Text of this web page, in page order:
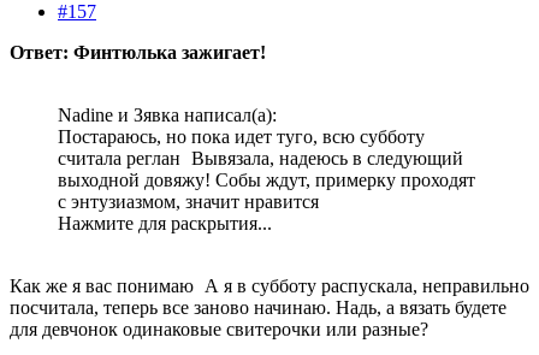
#157
Ответ: Финтюлька зажигает!
Nadine и Зявка написал(а):
Постараюсь, но пока идет туго, всю субботу
считала реглан Вывязала, надеюсь в следующий
выходной довяжу! Собы ждут, примерку проходят
с энтузиазмом, значит нравится
Нажмите для раскрытия...
Как же я вас понимаю А я в субботу распускала, неправильно
посчитала, теперь все заново начинаю. Надь, а вязать будете
для девчонок одинаковые свитерочки или разные?